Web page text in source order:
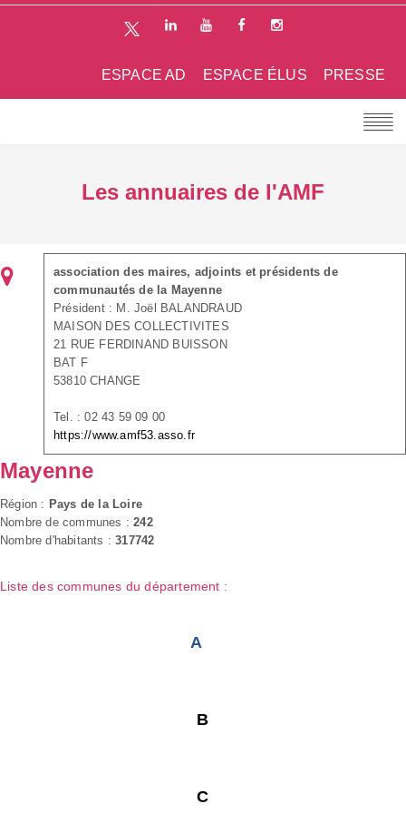
PRESSE
ESPACE ÉLUS
ESPACE AD
Les annuaires de l'AMF
association des maires, adjoints et présidents de
communautés de la Mayenne
Président : M. Joël BALANDRAUD
MAISON DES COLLECTIVITES
21 RUE FERDINAND BUISSON
BAT F
53810 CHANGE
Tel. : 02 43 59 09 00
https://www.amf53.asso.fr
Mayenne
Région : Pays de la Loire
Nombre de communes :242
Nombre d'habitants :317742
Liste des communes du département :
A
B
C